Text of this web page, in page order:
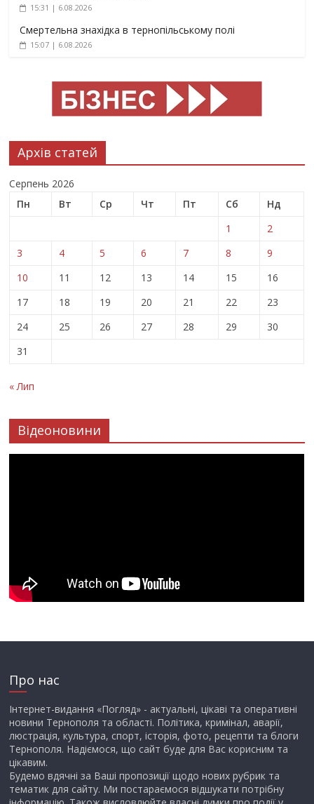
15:31 | 6.08.2026
Смертельна знахідка в тернопільському полі
15:07 | 6.08.2026
Архів статей
Серпень 2026
Пн
Вт Ср Чт Пт Сб
Нд
1
2
3
4 5 6 7 8
9
10
11 12 13 14 15
16
17
18 19 20 21 22
23
24
25 26 27 28 29
30
31
« Лип
Відеоновини
Про нас
Інтернет-видання «Погляд» - актуальні, цікаві та оперативні
новини Тернополя та області. Політика, кримінал, аварії,
люстрація, культура, спорт, історія, фото, рецепти та блоги
Тернополя. Надіємося, що сайт буде для Вас корисним та
цікавим.
Будемо вдячні за Ваші пропозиції щодо нових рубрик та
тематик для сайту. Ми постараємося відшукати потрібну